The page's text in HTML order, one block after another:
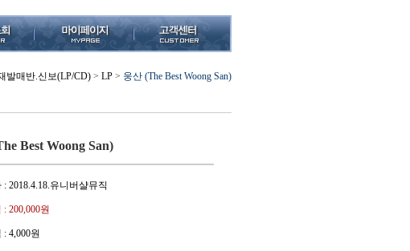
발매반.신보(LP/CD) > LP > 웅산 (The Best Woong San)
Best Woong San)
: 2018.4.18.유니버샬뮤직
: 200,000원
: 4,000원